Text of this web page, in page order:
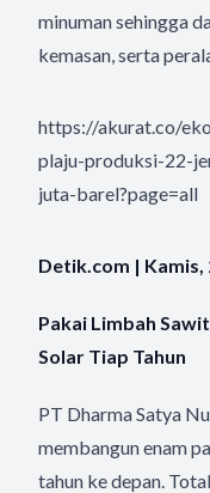
minuman sehingga
kemasan, serta
https://akurat.co/
plaju-produksi-22-
juta-barel?page=all
Detik.com | Kamis,
Pakai Limbah
Solar Tiap Tahun
PT Dharma Satya
membangun enam
tahun ke depan.